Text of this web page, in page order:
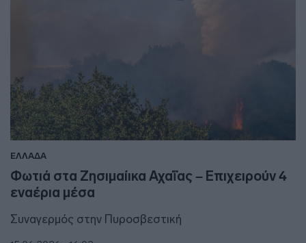
ΕΛΛΑΔΑ
Φωτιά στα Ζησιμαίικα Αχαΐας – Επιχειρούν 4
εναέρια μέσα
Συναγερμός στην Πυροσβεστική